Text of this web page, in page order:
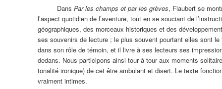
Dans Par les champs et par les grèves, Flaubert se
l’aspect quotidien de l’aventure, tout en se souciant de
géographiques, des morceaux historiques et des
ses souvenirs de lecture ; le plus souvent pourtant elles sont
dans son rôle de témoin, et il livre à ses lecteurs ses
dedans. Nous participons ainsi tour à tour aux moments
tonalité ironique) de cet être ambulant et disert. Le texte
vraiment intimes.